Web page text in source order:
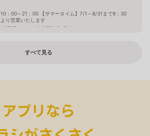
10：00～21：00 【サマータイム】7/1～8/31まで9：30
より営業いたします
埼玉県さいたま市北区奈良町106－1
すべて見る